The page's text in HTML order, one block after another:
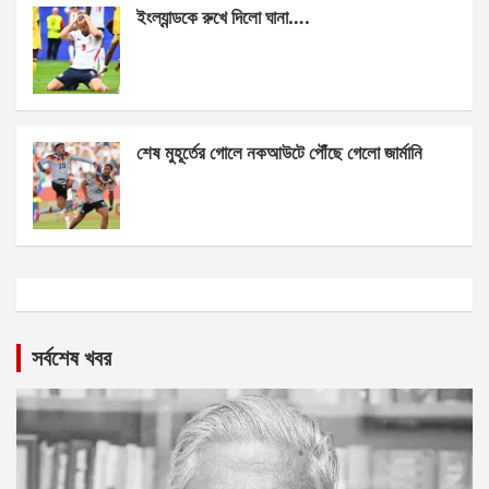
ইংল্যান্ডকে রুখে দিলো ঘানা….
শেষ মুহূর্তের গোলে নকআউটে পৌঁছে গেলো জার্মানি
সর্বশেষ খবর